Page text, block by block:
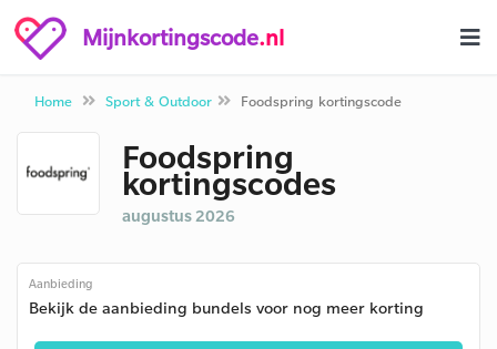
Mijnkortingscode.nl
Home Sport & Outdoor Foodspring kortingscode
Foodspring
kortingscodes
augustus 2026
Aanbieding
Bekijk de aanbieding bundels voor nog meer korting